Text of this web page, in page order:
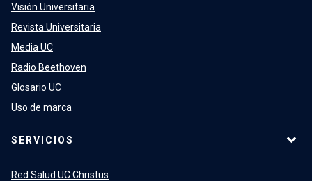
Visión Universitaria
Revista Universitaria
Media UC
Radio Beethoven
Glosario UC
Uso de marca
SERVICIOS
Red Salud UC Christus